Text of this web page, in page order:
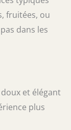
fruitées, ou
dans les
et élégant
plus